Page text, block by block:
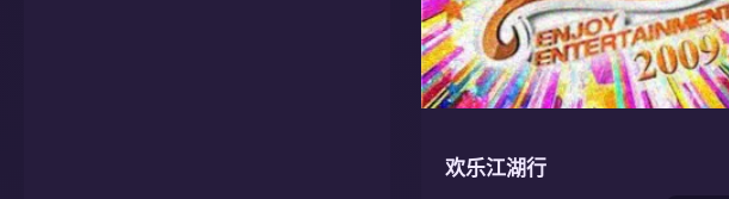
欢乐江湖行